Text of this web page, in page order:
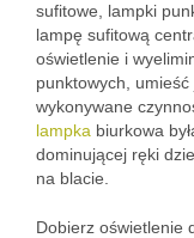
sufitowe, lampki
lampę sufitową
oświetlenie i
punktowych,
wykonywane
lampka biurkowa
dominującej ręki
na blacie.
Dobierz oświetlenie